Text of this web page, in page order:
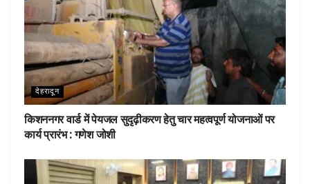
देहरादून
किशननगर वार्ड में पेयजल सुदृढ़ीकरण हेतु चार महत्वपूर्ण योजनाओं पर
कार्य प्रारंभ : गणेश जोशी